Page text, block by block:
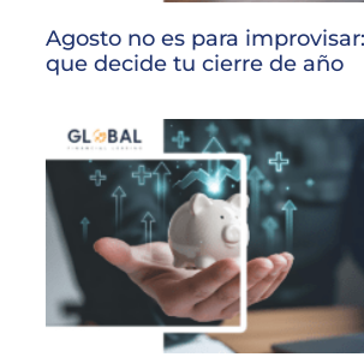
Agosto no es para
que decide tu cierre de año